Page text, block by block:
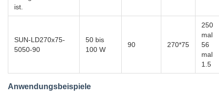
ist.
SUN-LD270x75-
5050-90
50 bis
100 W
90 270*75
250
mal
56
mal
1.5
Anwendungsbeispiele